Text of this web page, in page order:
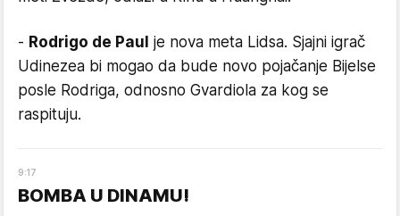
- Rodrigo de Paul je nova meta Lidsa. Sjajni igrač
Udinezea bi mogao da bude novo pojačanje Bijelse
posle Rodriga, odnosno Gvardiola za kog se
raspituju.
9:17
BOMBA U DINAMU!